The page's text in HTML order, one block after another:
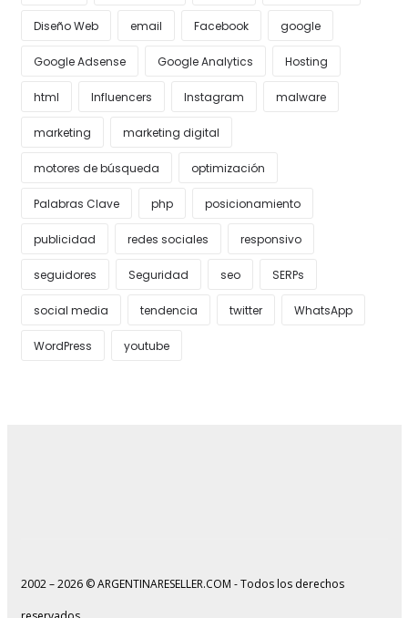
Diseño Web email Facebook google
Google Adsense Google Analytics Hosting
html Influencers Instagram malware
marketing marketing digital
motores de búsqueda optimización
Palabras Clave php posicionamiento
publicidad redes sociales responsivo
seguidores Seguridad seo SERPs
social media tendencia twitter WhatsApp
WordPress youtube
2002 – 2026 © ARGENTINARESELLER.COM - Todos los derechos